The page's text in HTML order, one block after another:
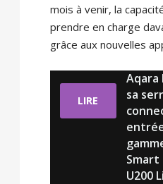
mois à venir, la
prendre en charge
grâce aux nouvelles
LIRE
Aqara
sa
Smart
U200